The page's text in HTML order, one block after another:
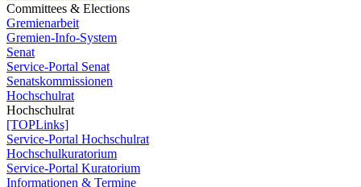
Committees & Elections
Gremienarbeit
Gremien-Info-System
Senat
Service-Portal Senat
Senatskommissionen
Hochschulrat
Hochschulrat
[TOPLinks]
Service-Portal Hochschulrat
Hochschulkuratorium
Service-Portal Kuratorium
Informationen & Termine